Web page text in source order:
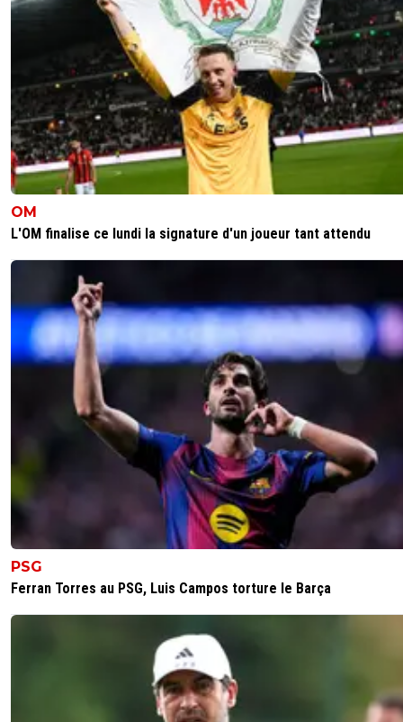
OM
L'OM finalise ce lundi la signature d'un joueur tant attendu
PSG
Ferran Torres au PSG, Luis Campos torture le Barça